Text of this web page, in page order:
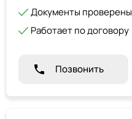
Документы проверены
Работает по договору
Позвонить